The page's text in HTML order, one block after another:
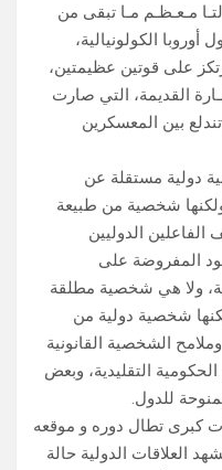
مـعـظـم مـا تبقى من
أوروبا الكولونيالية،
على قوتين عظيمتين،
القديمة، التي صارت
بين المعسكرين
دولية مستقلة عن
ولكنها شخصية من طبيعة
الدوليين
المفروضة على
ولا هي شخصية مطلقة
شخصية دولية من
الشخصية القانونية
التقليدية، وبعض
للدول.
كبرى تطال دوره و موقعه
العلاقات الدولية حالة